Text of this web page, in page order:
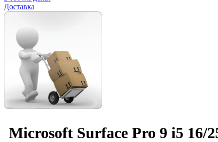
Доставка
Microsoft Surface Pro 9 i5 16/